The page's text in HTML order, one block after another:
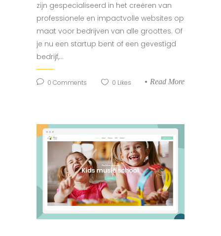
zijn gespecialiseerd in het creëren van
professionele en impactvolle websites op
maat voor bedrijven van alle groottes. Of
je nu een startup bent of een gevestigd
bedrijf,...
0 Comments 0 Likes Read More